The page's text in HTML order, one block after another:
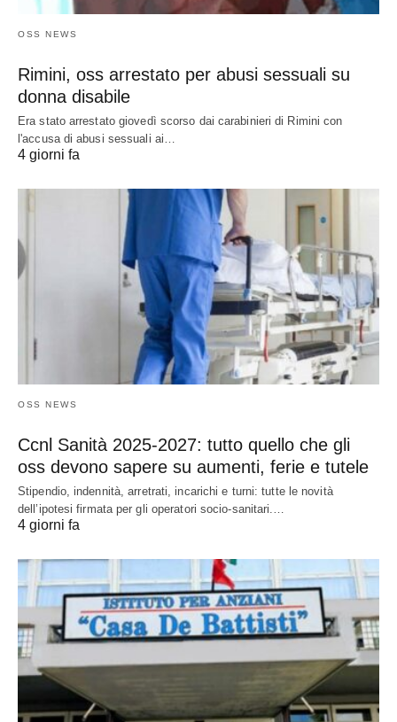
OSS NEWS
Rimini, oss arrestato per abusi sessuali su
donna disabile
Era stato arrestato giovedì scorso dai carabinieri di Rimini con
l'accusa di abusi sessuali ai…
4 giorni fa
OSS NEWS
Ccnl Sanità 2025-2027: tutto quello che gli
oss devono sapere su aumenti, ferie e tutele
Stipendio, indennità, arretrati, incarichi e turni: tutte le novità
dell’ipotesi firmata per gli operatori socio-sanitari.…
4 giorni fa